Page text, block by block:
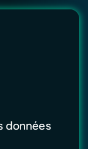
données